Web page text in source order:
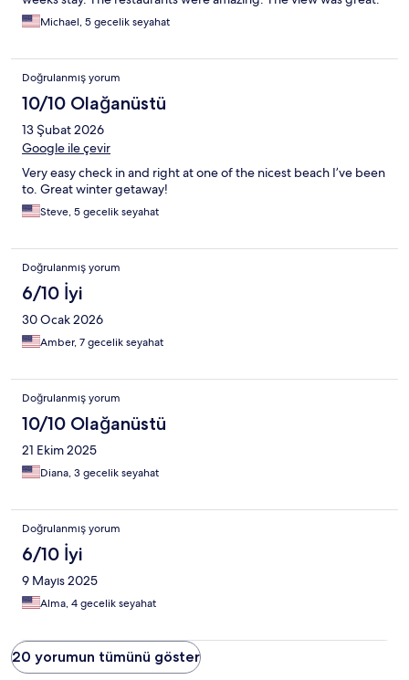
very uncomfortable. There wasn't cable TV as listed. You had to
sign into your own app accounts to watch anything. Stained and
Michael, 5 gecelik seyahat
Doğrulanmış yorum
10/10 Olağanüstü
13 Şubat 2026
Google ile çevir
Very easy check in and right at one of the nicest beach I’ve been
to. Great winter getaway!
Steve, 5 gecelik seyahat
Doğrulanmış yorum
6/10 İyi
30 Ocak 2026
Amber, 7 gecelik seyahat
Doğrulanmış yorum
10/10 Olağanüstü
21 Ekim 2025
Diana, 3 gecelik seyahat
Doğrulanmış yorum
6/10 İyi
9 Mayıs 2025
Alma, 4 gecelik seyahat
20 yorumun tümünü göster